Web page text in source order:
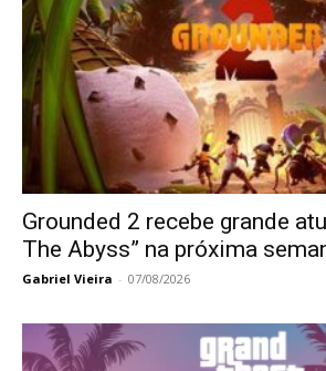
Grounded 2 recebe grande
The Abyss” na próxima
Gabriel Vieira - 07/08/2026